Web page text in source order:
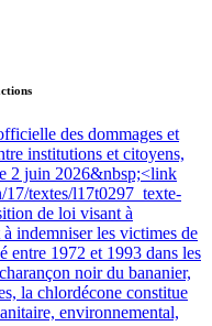
des dommages et
institutions et citoyens,
2 juin 2026&nbsp;<link
textes/l17t0297_texte-
de loi visant à
indemniser les victimes de
1972 et 1993 dans les
noir du bananier,
la chlordécone constitue
environnemental,